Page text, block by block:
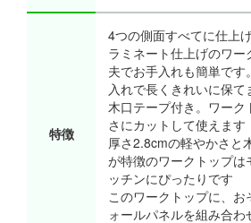
特徴
4つの側面すべてに仕上
ラミネート仕上げのワ
夫でお手入れも簡単で
入れで長くきれいに保て
木口テープ付き。ワー
さにカットして使えます
厚さ2.8cmの軽やかさと
が特徴のワークトップは
ッチンにぴったりです
このワークトップに、お
ォールパネルを組み合